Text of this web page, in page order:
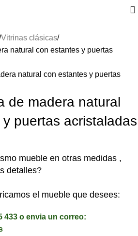
ENVÍOS A TODA ESPAÑA⚡
Vitrinas clásicas
natural con estantes y puertas
de madera natural
puertas acristaladas
mueble en otras medidas ,
detalles?
el mueble que desees:
433 o envia un correo: